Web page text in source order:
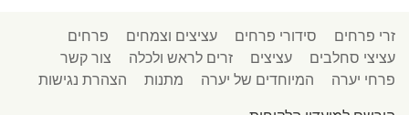
זרי פרחים סידורי פרחים עציצים וצמחים
פרחים
עציצי סחלבים
עציצים זרים לראש ולכלה
צור קשר
פרחי יערה
המיוחדים של יערה מתנות הצהרת נגישות